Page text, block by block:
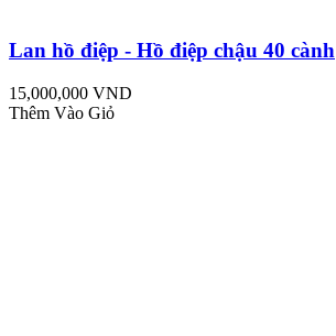
Lan hồ điệp - Hồ điệp chậu 40 cành
15,000,000 VND
Thêm Vào Giỏ